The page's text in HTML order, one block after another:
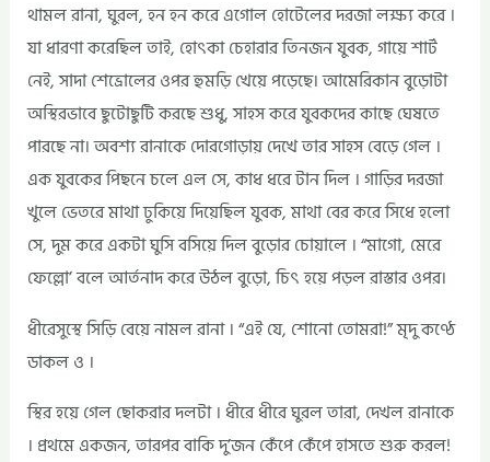
থামল রানা, ঘুরল, হন হন করে এগোল হোটেলের দরজা লক্ষ্য করে ।
যা ধারণা করেছিল তাই, হোৎকা চেহারার তিনজন যুবক, গায়ে শার্ট
নেই, সাদা শেভ্রোলের ওপর হুমড়ি খেয়ে পড়েছে। আমেরিকান বুড়োটা
অস্থিরভাবে ছুটোছুটি করছে শুধু, সাহস করে যুবকদের কাছে ঘেষতে
পারছে না। অবশ্য রানাকে দোরগোড়ায় দেখে তার সাহস বেড়ে গেল ।
এক যুবকের পিছনে চলে এল সে, কাধ ধরে টান দিল । গাড়ির দরজা
খুলে ভেতরে মাথা ঢুকিয়ে দিয়েছিল যুবক, মাথা বের করে সিধে হলো
সে, দুম করে একটা ঘুসি বসিয়ে দিল বুড়োর চোয়ালে । “মাগো, মেরে
ফেল্লো’ বলে আর্তনাদ করে উঠল বুড়ো, চিৎ হয়ে পড়ল রাস্তার ওপর।
ধীরেসুস্থে সিড়ি বেয়ে নামল রানা । “এই যে, শোনো তোমরা!” মৃদু কণ্ঠে
ডাকল ও ।
স্থির হয়ে গেল ছোকরার দলটা । ধীরে ধীরে ঘুরল তারা, দেখল রানাকে
। প্রথমে একজন, তারপর বাকি দু’জন কেঁপে কেঁপে হাসতে শুরু করল!